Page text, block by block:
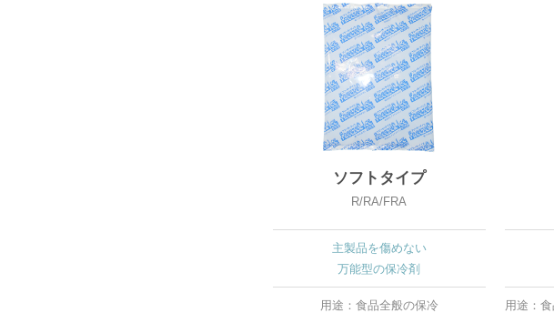
ソフトタイプ
R/RA/FRA
主製品を傷めない
万能型の保冷剤
用途：食品全般の保冷 用途：